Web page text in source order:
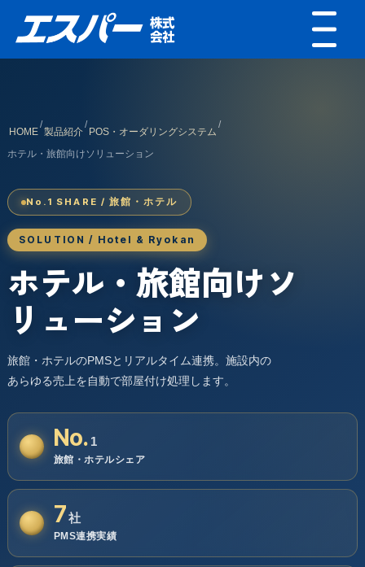
HOME
/
製品紹介
/
POS・オーダリングシステム
/
ホテル・旅館向けソリューション
No.1 SHARE / 旅館・ホテル
SOLUTION / Hotel & Ryokan
ホテル・旅館向けソ
リューション
旅館・ホテルのPMSとリアルタイム連携。施設内の
あらゆる売上を自動で部屋付け処理します。
No. 1
旅館・ホテルシェア
7社
PMS連携実績